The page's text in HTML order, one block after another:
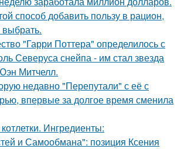
способ добавить пользу в рацион,
выбрать.
"Гарри Поттера" определилось с
Северуса снейпа - им стал звезда
Митчелл.
недавно "Перепутали" с её с
впервые за долгое время сменила
Ингредиенты:
и Самообмана": позиция Ксения